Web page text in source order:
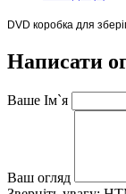
DVD коробка для
Написати
Ваше Ім`я
Ваш огляд